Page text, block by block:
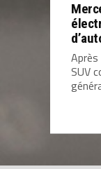
Après
SUV